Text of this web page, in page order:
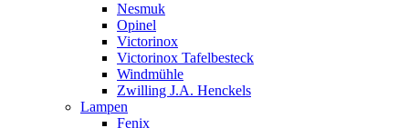
Nesmuk
Opinel
Victorinox
Victorinox Tafelbesteck
Windmühle
Zwilling J.A. Henckels
Lampen
Fenix